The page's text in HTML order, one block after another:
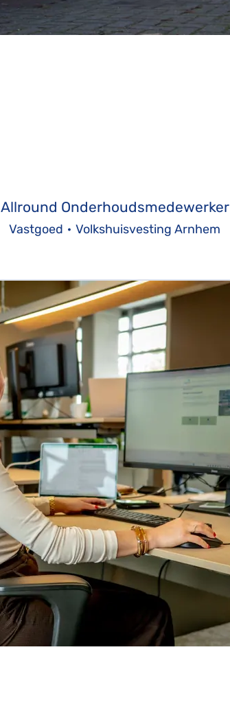
Allround Onderhoudsmedewerker
Vastgoed · Volkshuisvesting Arnhem